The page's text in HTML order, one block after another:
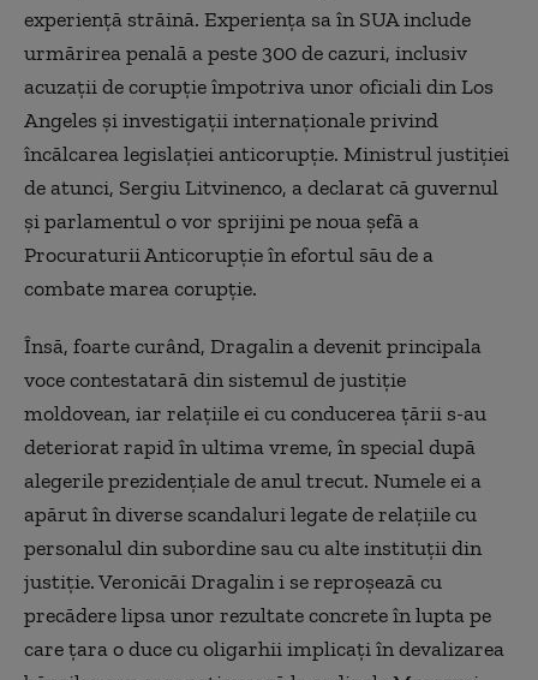
experienţă străină. Experienţa sa în SUA include
urmărirea penală a peste 300 de cazuri, inclusiv
acuzaţii de corupţie împotriva unor oficiali din Los
Angeles şi investigaţii internaţionale privind
încălcarea legislaţiei anticorupţie. Ministrul justiţiei
de atunci, Sergiu Litvinenco, a declarat că guvernul
şi parlamentul o vor sprijini pe noua şefă a
Procuraturii Anticorupţie în efortul său de a
combate marea corupţie.
Însă, foarte curând, Dragalin a devenit principala
voce contestatară din sistemul de justiţie
moldovean, iar relaţiile ei cu conducerea ţării s-au
deteriorat rapid în ultima vreme, în special după
alegerile prezidenţiale de anul trecut. Numele ei a
apărut în diverse scandaluri legate de relaţiile cu
personalul din subordine sau cu alte instituţii din
justiţie. Veronicăi Dragalin i se reproşează cu
precădere lipsa unor rezultate concrete în lupta pe
care ţara o duce cu oligarhii implicaţi în devalizarea